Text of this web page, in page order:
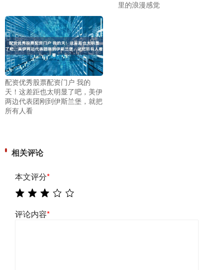
里的浪漫感觉
配资优秀股票配资门户 我的
天！这差距也太明显了吧，美伊
两边代表团刚到伊斯兰堡，就把
所有人看
相关评论
本文评分*
评论内容*